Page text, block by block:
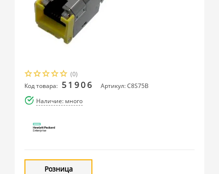
(0)
Код товара: 51906
Артикул: C8S75B
Наличие: много
Розница